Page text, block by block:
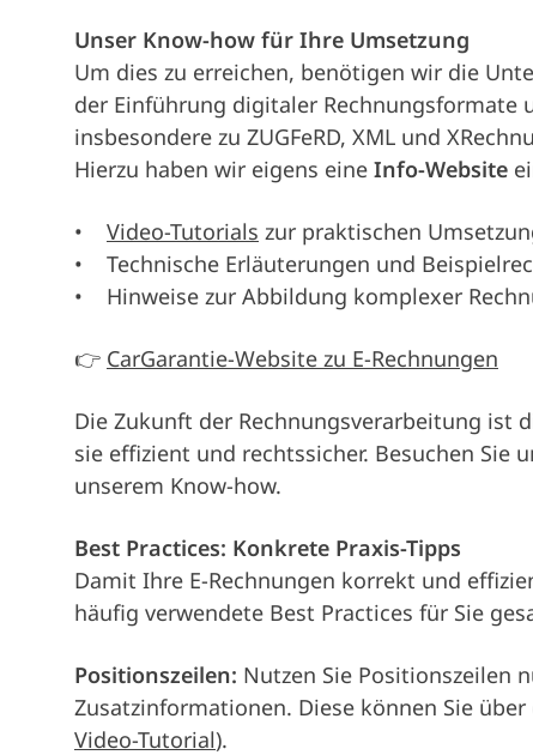
Unser Know-how für Ihre Umsetzung
Um dies zu erreichen, benötigen wir die
der Einführung digitaler Rechnungsformate
insbesondere zu ZUGFeRD, XML und
Hierzu haben wir eigens eine Info-Website
• Video-Tutorials zur praktischen
• Technische Erläuterungen und
• Hinweise zur Abbildung komplexer
👉 CarGarantie-Website zu E-Rechnungen
Die Zukunft der Rechnungsverarbeitung
sie effizient und rechtssicher. Besuchen Sie
unserem Know-how.
Best Practices: Konkrete Praxis-Tipps
Damit Ihre E-Rechnungen korrekt und
häufig verwendete Best Practices für Sie
Positionszeilen: Nutzen Sie Positionszeilen
Zusatzinformationen. Diese können Sie
Video-Tutorial).